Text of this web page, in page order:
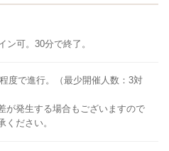
ン可。30分で終了。
度で進行。（最少開催人数：3対
発生する場合もございますので
ください。